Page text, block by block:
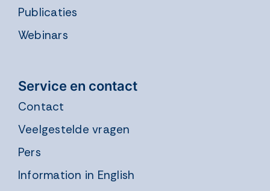
Publicaties
Webinars
Service en contact
Contact
Veelgestelde vragen
Pers
Information in English